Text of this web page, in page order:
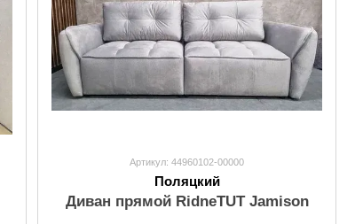
Артикул: 44960102-00000
Поляцкий
Диван прямой RidneTUT Jamison